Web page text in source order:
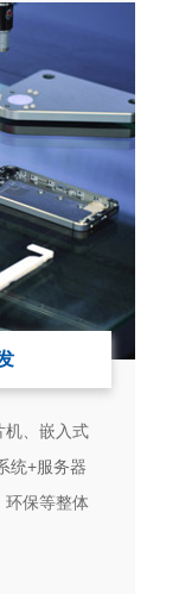
机、嵌入式
统+服务器
环保等整体